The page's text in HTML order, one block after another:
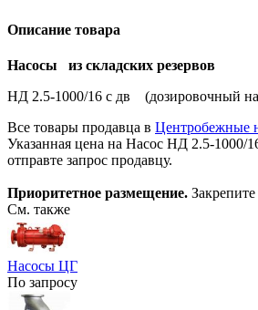
Описание товара
Насосы из складских резервов
НД 2.5-1000/16 с дв (дозировочный
Все товары продавца в Центробежные
Указанная цена на Насос НД 2.5-1000/
отправте запрос продавцу.
Приоритетное размещение.
См. также
Насосы ЦГ
По запросу